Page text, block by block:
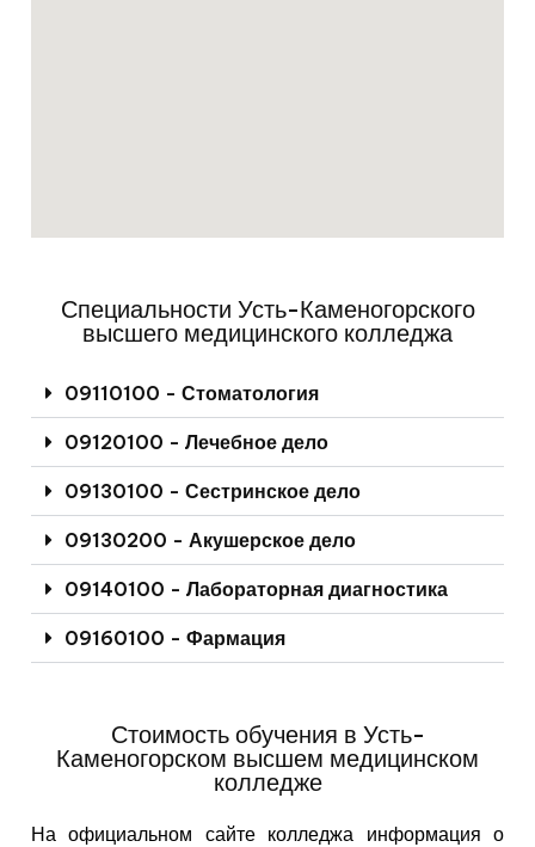
Специальности Усть-Каменогорского
высшего медицинского колледжа
09110100 - Стоматология
09120100 - Лечебное дело
09130100 - Сестринское дело
09130200 - Акушерское дело
09140100 - Лабораторная диагностика
09160100 - Фармация
Стоимость обучения в Усть-
Каменогорском высшем медицинском
колледже
На официальном сайте колледжа информация о